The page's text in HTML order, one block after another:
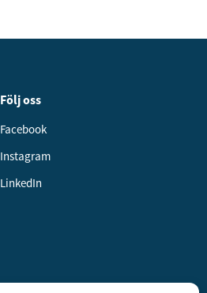
Följ oss
Facebook
Instagram
LinkedIn